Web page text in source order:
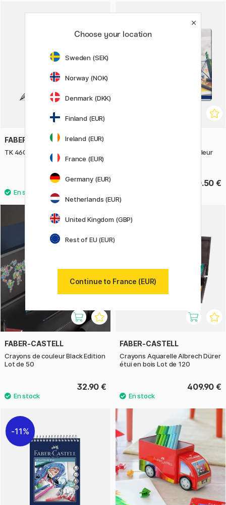
FABER-CASTELL
TK 4600 Portemine 2 mm
12.50 €
Goldfaber Crayons de couleur
70.50 €
FABER-CASTELL
Crayons de couleur Black Edition
Lot de 50
32.90 €
FABER-CASTELL
Crayons Aquarelle Albrech Dürer
étui en bois Lot de 120
409.90 €
11%
Choose your location
Sweden (SEK)
Norway (NOK)
Denmark (DKK)
Finland (EUR)
Ireland (EUR)
France (EUR)
Germany (EUR)
Netherlands (EUR)
United Kingdom (GBP)
Rest of EU (EUR)
Continue to France (EUR)